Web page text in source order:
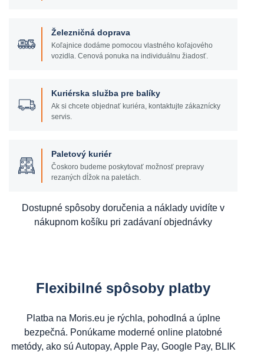
Železničná doprava
Koľajnice dodáme pomocou vlastného koľajového
vozidla. Cenová ponuka na individuálnu žiadosť.
Kuriérska služba pre balíky
Ak si chcete objednať kuriéra, kontaktujte zákaznícky
servis.
Paletový kuriér
Čoskoro budeme poskytovať možnosť prepravy
rezaných dĺžok na paletách.
Dostupné spôsoby doručenia a náklady uvidíte v
nákupnom košíku pri zadávaní objednávky
Flexibilné spôsoby platby
Platba na Moris.eu je rýchla, pohodlná a úplne
bezpečná. Ponúkame moderné online platobné
metódy, ako sú Autopay, Apple Pay, Google Pay, BLIK